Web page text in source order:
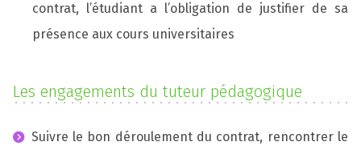
contrat, l’étudiant a l’obligation de justifier de sa
présence aux cours universitaires
Les engagements du tuteur pédagogique
Suivre le bon déroulement du contrat, rencontrer le